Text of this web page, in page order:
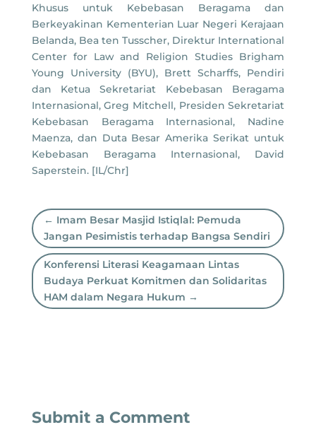
Khusus untuk Kebebasan Beragama dan
Berkeyakinan Kementerian Luar Negeri Kerajaan
Belanda, Bea ten Tusscher, Direktur International
Center for Law and Religion Studies Brigham
Young University (BYU), Brett Scharffs, Pendiri
dan Ketua Sekretariat Kebebasan Beragama
Internasional, Greg Mitchell, Presiden Sekretariat
Kebebasan Beragama Internasional, Nadine
Maenza, dan Duta Besar Amerika Serikat untuk
Kebebasan Beragama Internasional, David
Saperstein. [IL/Chr]
← Imam Besar Masjid Istiqlal: Pemuda
Jangan Pesimistis terhadap Bangsa Sendiri
Konferensi Literasi Keagamaan Lintas
Budaya Perkuat Komitmen dan Solidaritas
HAM dalam Negara Hukum →
Submit a Comment